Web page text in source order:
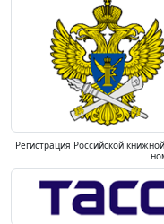
Регистрация Российской